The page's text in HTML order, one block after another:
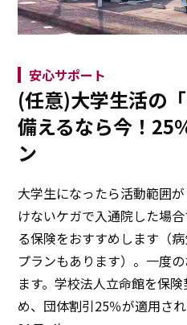
安心サポート
(任意)大学生活の
備えるなら今！25
ン
大学生になったら活動範囲
けないケガで入通院した場
る保険をおすすめします（
プランもあります）。一度
ます。学校法人立命館を保
め、団体割引25％が適用さ